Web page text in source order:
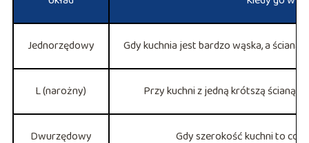
Jednorzędowy Gdy kuchnia jest bardzo wąska, a ściana
L (narożny) Przy kuchni z jedną krótszą ścianą
Dwurzędowy Gdy szerokość kuchni to co